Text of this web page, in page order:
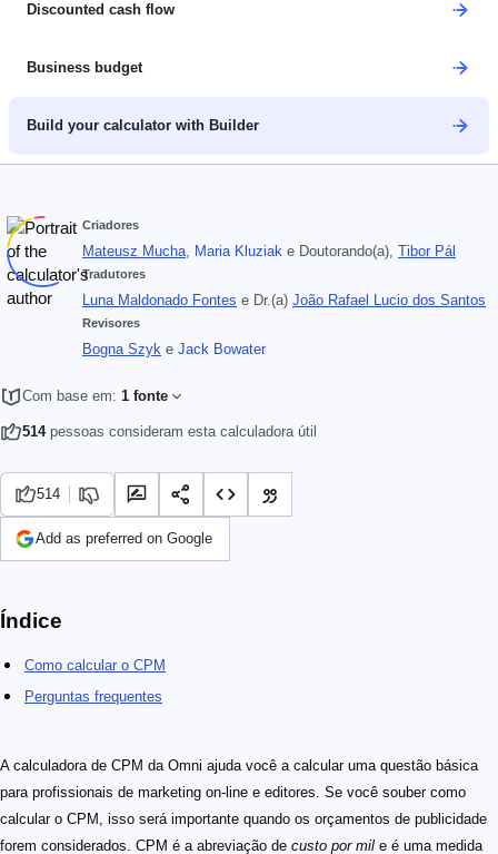
Discounted cash flow
Business budget
Build your calculator with Builder
Criadores
Mateusz Mucha, Maria Kluziak e Doutorando(a), Tibor Pál
Tradutores
Luna Maldonado Fontes e Dr.(a) João Rafael Lucio dos Santos
Revisores
Bogna Szyk e Jack Bowater
Com base em: 1 fonte
514pessoas consideram esta calculadora útil
514
Add as preferred on Google
Índice
Como calcular o CPM
Perguntas frequentes
A calculadora de CPM da Omni ajuda você a calcular uma questão básica
para profissionais de marketing on-line e editores. Se você souber como
calcular o CPM, isso será importante quando os orçamentos de publicidade
forem considerados. CPM é a abreviação de custo por mil e é uma medida